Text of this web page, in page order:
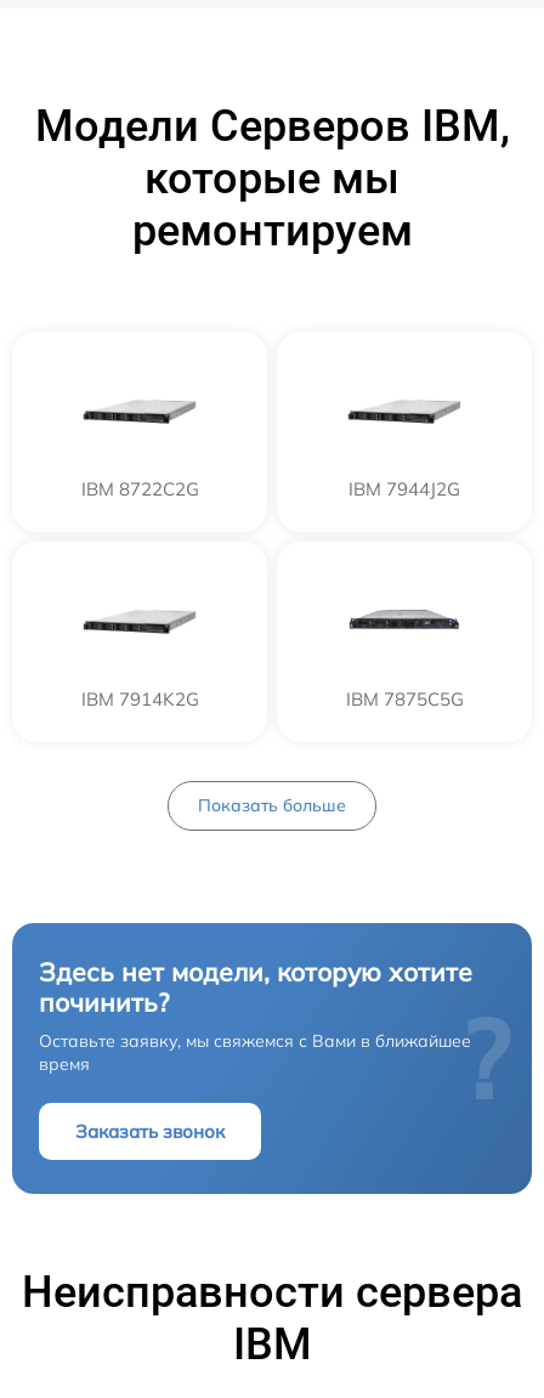
Модели Серверов IBM,
которые мы
ремонтируем
IBM 8722C2G IBM 7944J2G
IBM 7914K2G IBM 7875C5G
Показать больше
Здесь нет модели, которую хотите
починить?
Оставьте заявку, мы свяжемся с Вами в ближайшее
время
Заказать звонок
?
Неисправности сервера
IBM